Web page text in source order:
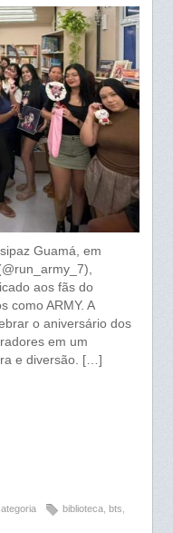
Guamá, em
aos fãs do
como ARMY. A
o aniversário dos
em um
e diversão. […]
biblioteca, bts,